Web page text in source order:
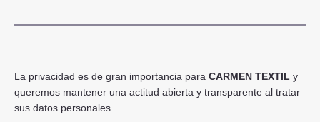
La privacidad es de gran importancia para CARMEN TEXTIL y
queremos mantener una actitud abierta y transparente al tratar
sus datos personales.